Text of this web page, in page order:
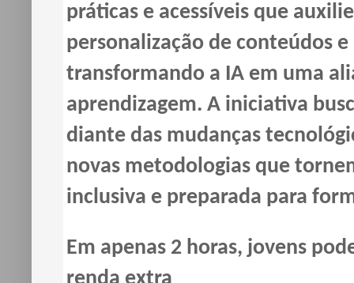
práticas e acessíveis que
personalização de conteúdos
transformando a IA em uma
aprendizagem. A iniciativa
diante das mudanças
novas metodologias que
inclusiva e preparada para
Em apenas 2 horas, jovens